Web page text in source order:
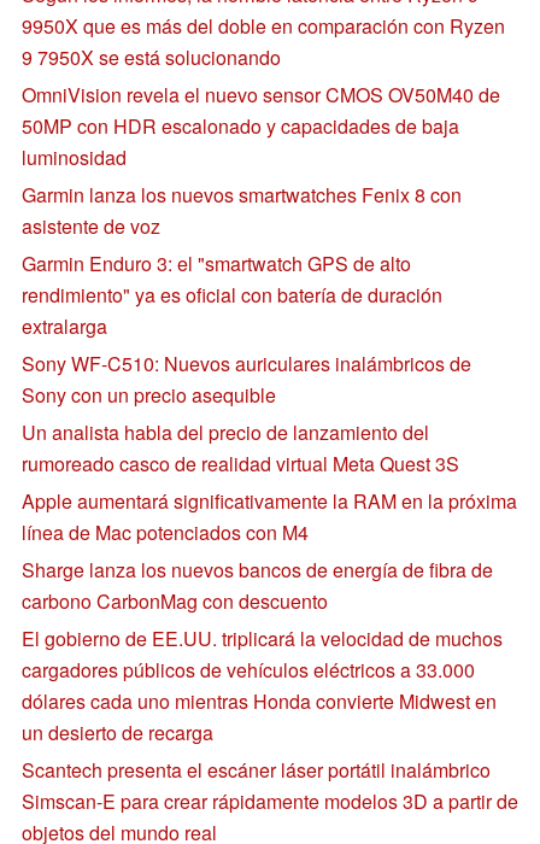
9950X que es más del doble en comparación con Ryzen
9 7950X se está solucionando
OmniVision revela el nuevo sensor CMOS OV50M40 de
50MP con HDR escalonado y capacidades de baja
luminosidad
Garmin lanza los nuevos smartwatches Fenix 8 con
asistente de voz
Garmin Enduro 3: el "smartwatch GPS de alto
rendimiento" ya es oficial con batería de duración
extralarga
Sony WF-C510: Nuevos auriculares inalámbricos de
Sony con un precio asequible
Un analista habla del precio de lanzamiento del
rumoreado casco de realidad virtual Meta Quest 3S
Apple aumentará significativamente la RAM en la próxima
línea de Mac potenciados con M4
Sharge lanza los nuevos bancos de energía de fibra de
carbono CarbonMag con descuento
El gobierno de EE.UU. triplicará la velocidad de muchos
cargadores públicos de vehículos eléctricos a 33.000
dólares cada uno mientras Honda convierte Midwest en
un desierto de recarga
Scantech presenta el escáner láser portátil inalámbrico
Simscan-E para crear rápidamente modelos 3D a partir de
objetos del mundo real